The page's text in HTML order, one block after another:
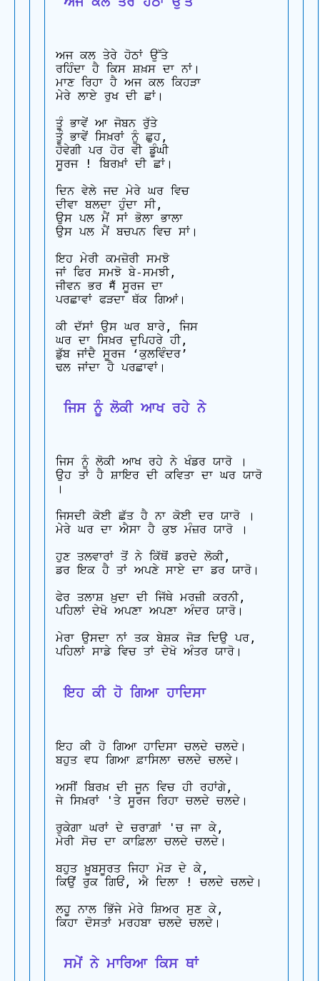
ਅਜ ਕਲ ਤੇਰੇ ਹੋਠਾਂ ਉੱਤੇ
ਰਹਿੰਦਾ ਹੈ ਕਿਸ ਸ਼ਖ਼ਸ ਦਾ ਨਾਂ।
ਮਾਣ ਰਿਹਾ ਹੈ ਅਜ ਕਲ ਕਿਹੜਾ
ਮੇਰੇ ਲਾਏ ਰੁਖ ਦੀ ਛਾਂ।
ਤੂੰ ਭਾਵੇਂ ਆ ਜੋਬਨ ਰੁੱਤੇ
ਤੂੰ ਭਾਵੇਂ ਸਿਖ਼ਰਾਂ ਨੂੰ ਛੁਹ,
ਹੋਵੇਗੀ ਪਰ ਹੋਰ ਵੀ ਡੂੰਘੀ
ਸੂਰਜ ! ਬਿਰਖ਼ਾਂ ਦੀ ਛਾਂ।
ਦਿਨ ਵੇਲੇ ਜਦ ਮੇਰੇ ਘਰ ਵਿਚ
ਦੀਵਾ ਬਲਦਾ ਹੁੰਦਾ ਸੀ,
ਉਸ ਪਲ ਮੈਂ ਸਾਂ ਭੋਲਾ ਭਾਲਾ
ਉਸ ਪਲ ਮੈਂ ਬਚਪਨ ਵਿਚ ਸਾਂ।
ਇਹ ਮੇਰੀ ਕਮਜ਼ੋਰੀ ਸਮਝੋ
ਜਾਂ ਫਿਰ ਸਮਝੋ ਬੇ-ਸਮਝੀ,
ਜੀਵਨ ਭਰ मैं ਸੂਰਜ ਦਾ
ਪਰਛਾਵਾਂ ਫੜਦਾ ਥੱਕ ਗਿਆਂ।
ਕੀ ਦੱਸਾਂ ਉਸ ਘਰ ਬਾਰੇ, ਜਿਸ
ਘਰ ਦਾ ਸਿਖ਼ਰ ਦੁਪਿਹਰੇ ਹੀ,
ਡੁੱਬ ਜਾਂਦੈ ਸੂਰਜ ‘ਕੁਲਵਿੰਦਰ’
ਢਲ ਜਾਂਦਾ ਹੈ ਪਰਛਾਵਾਂ।
ਜਿਸ ਨੂੰ ਲੋਕੀ ਆਖ ਰਹੇ ਨੇ
ਜਿਸ ਨੂੰ ਲੋਕੀ ਆਖ ਰਹੇ ਨੇ ਖੰਡਰ ਯਾਰੋ ।
ਉਹ ਤਾਂ ਹੈ ਸ਼ਾਇਰ ਦੀ ਕਵਿਤਾ ਦਾ ਘਰ ਯਾਰੋ
।
ਜਿਸਦੀ ਕੋਈ ਛੱਤ ਹੈ ਨਾ ਕੋਈ ਦਰ ਯਾਰੋ ।
ਮੇਰੇ ਘਰ ਦਾ ਐਸਾ ਹੈ ਕੁਝ ਮੰਜ਼ਰ ਯਾਰੋ ।
ਹੁਣ ਤਲਵਾਰਾਂ ਤੋਂ ਨੇ ਕਿੱਥੋਂ ਡਰਦੇ ਲੋਕੀ,
ਡਰ ਇਕ ਹੈ ਤਾਂ ਅਪਣੇ ਸਾਏ ਦਾ ਡਰ ਯਾਰੋ।
ਫੇਰ ਤਲਾਸ਼ ਖ਼ੁਦਾ ਦੀ ਜਿੱਥੇ ਮਰਜ਼ੀ ਕਰਨੀ,
ਪਹਿਲਾਂ ਦੇਖੋ ਅਪਣਾ ਅਪਣਾ ਅੰਦਰ ਯਾਰੋ।
ਮੇਰਾ ਉਸਦਾ ਨਾਂ ਤਕ ਬੇਸ਼ਕ ਜੋੜ ਦਿਉ ਪਰ,
ਪਹਿਲਾਂ ਸਾਡੇ ਵਿਚ ਤਾਂ ਦੇਖੋ ਅੰਤਰ ਯਾਰੋ।
ਇਹ ਕੀ ਹੋ ਗਿਆ ਹਾਦਿਸਾ
ਇਹ ਕੀ ਹੋ ਗਿਆ ਹਾਦਿਸਾ ਚਲਦੇ ਚਲਦੇ।
ਬਹੁਤ ਵਧ ਗਿਆ ਫ਼ਾਸਿਲਾ ਚਲਦੇ ਚਲਦੇ।
ਅਸੀਂ ਬਿਰਖ਼ ਦੀ ਜੂਨ ਵਿਚ ਹੀ ਰਹਾਂਗੇ,
ਜੇ ਸਿਖ਼ਰਾਂ 'ਤੇ ਸੂਰਜ ਰਿਹਾ ਚਲਦੇ ਚਲਦੇ।
ਰੁਕੇਗਾ ਘਰਾਂ ਦੇ ਚਰਾਗ਼ਾਂ 'ਚ ਜਾ ਕੇ,
ਮੇਰੀ ਸੋਚ ਦਾ ਕਾਫ਼ਿਲਾ ਚਲਦੇ ਚਲਦੇ।
ਬਹੁਤ ਖ਼ੂਬਸੂਰਤ ਜਿਹਾ ਮੋੜ ਦੇ ਕੇ,
ਕਿਉਂ ਰੁਕ ਗਿਓਂ, ਐ ਦਿਲਾ ! ਚਲਦੇ ਚਲਦੇ।
ਲਹੂ ਨਾਲ ਭਿੱਜੇ ਮੇਰੇ ਸ਼ਿਅਰ ਸੁਣ ਕੇ,
ਕਿਹਾ ਦੋਸਤਾਂ ਮਰਹਬਾ ਚਲਦੇ ਚਲਦੇ।
ਸਮੇਂ ਨੇ ਮਾਰਿਆ ਕਿਸ ਥਾਂ